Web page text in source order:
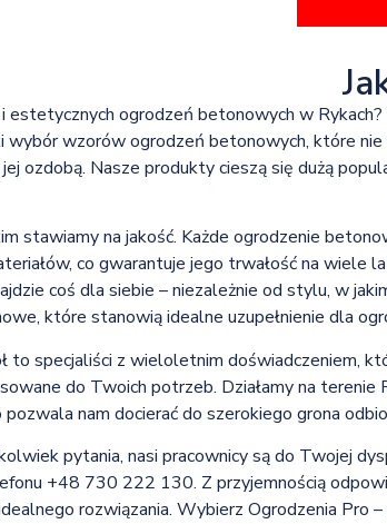
estetycznych ogrodzeń betonowych w
wybór wzorów ogrodzeń betonowych, które
ozdobą. Nasze produkty cieszą się dużą
stawiamy na jakość. Każde ogrodzenie
co gwarantuje jego trwałość na wiele
coś dla siebie – niezależnie od stylu, w
które stanowią idealne uzupełnienie dla
to specjaliści z wieloletnim doświadczeniem,
do Twoich potrzeb. Działamy na terenie
pozwala nam docierać do szerokiego grona
pytania, nasi pracownicy są do Twojej
+48 730 222 130. Z przyjemnością
rozwiązania. Wybierz Ogrodzenia Pro